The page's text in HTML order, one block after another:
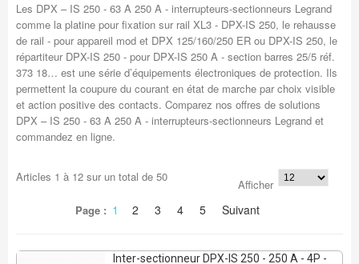
Les DPX – IS 250 - 63 A 250 A - interrupteurs-sectionneurs Legrand
comme la platine pour fixation sur rail XL3 - DPX-IS 250, le rehausse
de rail - pour appareil mod et DPX 125/160/250 ER ou DPX-IS 250, le
répartiteur DPX-IS 250 - pour DPX-IS 250 A - section barres 25/5 réf.
373 18… est une série d’équipements électroniques de protection. Ils
permettent la coupure du courant en état de marche par choix visible
et action positive des contacts. Comparez nos offres de solutions
DPX – IS 250 - 63 A 250 A - interrupteurs-sectionneurs Legrand et
commandez en ligne.
Articles 1 à 12sur un total de 50
Afficher
Page : 1 2 3 4 5 Suivant
Inter-sectionneur DPX-IS 250 - 250 A - 4P -